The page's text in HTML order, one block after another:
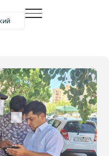
O‘zbekcha